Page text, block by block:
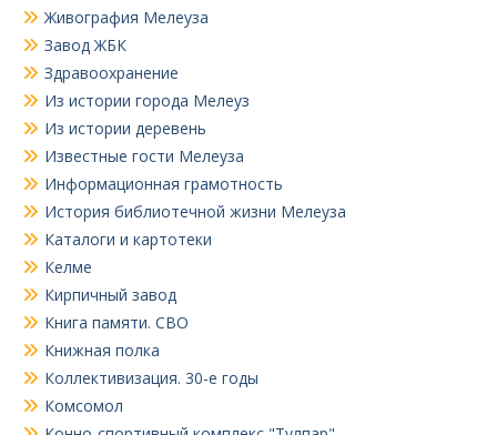
Живография Мелеуза
Завод ЖБК
Здравоохранение
Из истории города Мелеуз
Из истории деревень
Известные гости Мелеуза
Информационная грамотность
История библиотечной жизни Мелеуза
Каталоги и картотеки
Келме
Кирпичный завод
Книга памяти. СВО
Книжная полка
Коллективизация. 30-е годы
Комсомол